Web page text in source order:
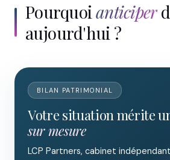
Pourquoi anticiper
aujourd'hui ?
BILAN PATRIMONIAL
Votre situation mérite
sur mesure
LCP Partners, cabinet